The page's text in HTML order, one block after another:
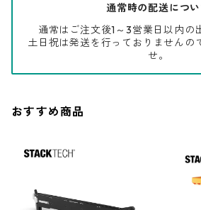
通常時の配送につい
通常はご注文後1～3営業日以内の
土日祝は発送を行っておりませんの
せ。
おすすめ商品